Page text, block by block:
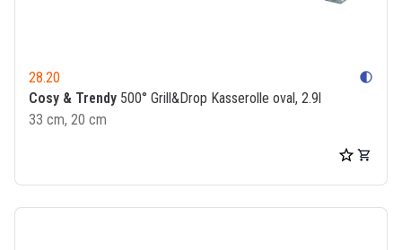
28.20 contrast
Cosy & Trendy 500° Grill&Drop Kasserolle oval, 2.9l
33 cm, 20 cm